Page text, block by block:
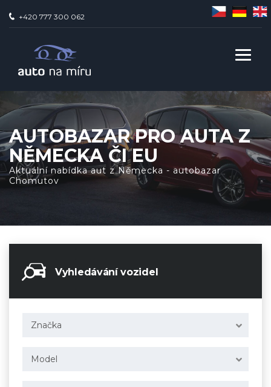
+420 777 300 062
AUTOBAZAR PRO AUTA Z
NĚMECKA ČI EU
Aktuální nabídka aut z Německa - autobazar
Chomutov
Vyhledávání vozidel
Značka
Model